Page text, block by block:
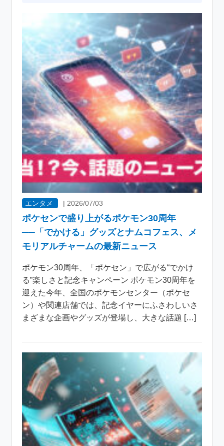
エンタメ | 2026/07/03
ポケセンで盛り上がるポケモン30周年
──「でかける」グッズとナムコフェス、メ
モリアルチャームの最新ニュース
ポケモン30周年、「ポケセン」で広がる“でかけ
る”楽しさと記念キャンペーン ポケモン30周年を
迎えた今年、全国のポケモンセンター（ポケセ
ン）や関連店舗では、記念イヤーにふさわしいさ
まざまな企画やグッズが登場し、大きな話題 […]